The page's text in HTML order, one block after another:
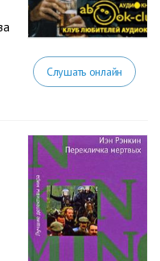
Слушать онлайн